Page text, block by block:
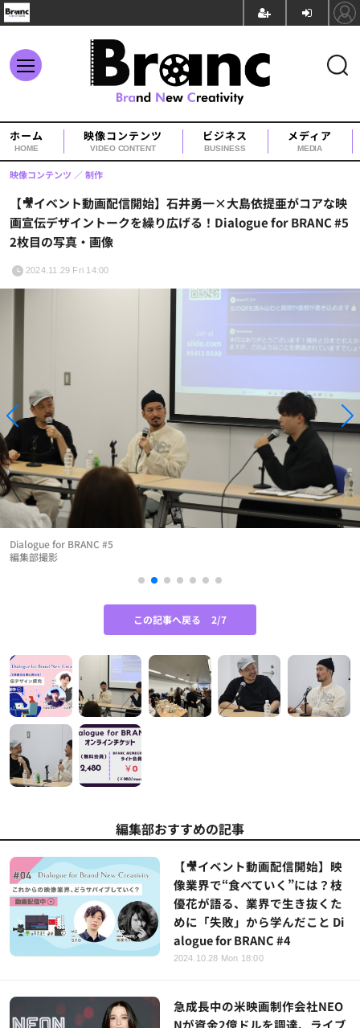
ホーム
HOME
映像コンテンツ
VIDEO CONTENT
ビジネス
BUSINESS
メディア
MEDIA
【🎥イベント動画配信開始】石井勇一×大島依提亜がコアな映
画宣伝デザイントークを繰り広げる！Dialogue for BRANC #5
2枚目の写真・画像
映像コンテンツ 制作
2024.11.29 Fri 14:00
編集部撮影
Dialogue for BRANC #5
この記事へ戻る 2/7
編集部おすすめの記事
【🎥イベント動画配信開始】映
像業界で“食べていく”には？枝
優花が語る、業界で生き抜くた
めに「失敗」から学んだこと Di
alogue for BRANC #4
2024.10.28 Mon 18:00
急成長中の米映画制作会社NEO
Nが資金2億ドルを調達、ライブ